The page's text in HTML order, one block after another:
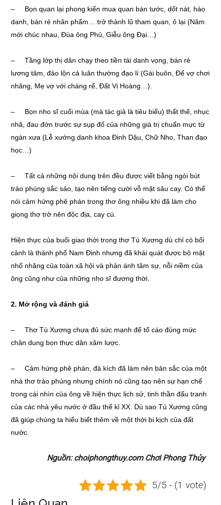
– Bọn quan lại phong kiến mua quan bán tước, dốt nát, háo
danh, bán rẻ nhân phẩm… trở thành lũ tham quan, ô lại (Năm
mới chúc nhau, Đùa ông Phủ, Giễu ông Đại…)
– Tầng lớp thị dân chạy theo tiền tài danh vọng, bán rẻ
lương tâm, đảo lộn cả luân thường đạo lí (Gái buôn, Để vợ chơi
nhăng, Mẹ vợ với chàng rể, Đất Vị Hoàng…).
– Bọn nho sĩ cuối mùa (mà tác giả là tiêu biểu) thất thế, nhục
nhã, đau đớn trước sự sụp đổ của những giá trị chuẩn mực từ
ngàn xưa (Lễ xướng danh khoa Đinh Dậu, Chữ Nho, Than đạo
học…)
– Tất cả những nội dung trên đều được viết bằng ngòi bút
trào phúng sắc sảo, tạo nên tiếng cười vỗ mặt sâu cay. Có thể
nói cảm hứng phê phán trong thơ ông nhiều khi đã làm cho
giọng thơ trở nên độc địa, cay cú.
Hiện thực của buổi giao thời trong thơ Tú Xương dù chỉ có bối
cảnh là thành phố Nam Định nhưng đã khái quát được bộ mặt
nhố nhăng của toàn xã hội và phản ánh tâm sự, nỗi niềm của
ông cũng như của những nho sĩ đương thời.
2. Mở rộng và đánh giá
– Thơ Tú Xương chưa đủ sức mạnh để tố cáo đúng mức
chân dung bọn thực dân xâm lược.
– Cảm hứng phê phán, đả kích đã làm nên bản sắc của một
nhà thơ trào phúng nhưng chính nó cũng tạo nên sự hạn chế
trong cái nhìn của ông về hiện thực lịch sử, tinh thần đấu tranh
của các nhà yêu nước ở đầu thế kỉ XX. Dù sao Tú Xương cũng
đã giúp chúng ta hiểu biết thêm về một thời bi kịch của đất
nước.
Nguồn: choiphongthuy.com Chơi Phong Thủy
5/5 - (1 vote)